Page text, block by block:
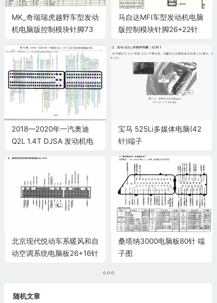
MK_奇瑞瑞虎越野车型发动
机电脑版控制模块针脚73
马自达MFI车型发动机电脑
版控制模块针脚26+22针
2018—2020年一汽奥迪
Q2L 1.4T DJSA 发动机电
宝马 525Li多媒体电脑(42
针)端子
北京现代悦动车系暖风和自
动空调系统电脑板26+16针
桑塔纳3000电脑板80针 端
子图
随机文章